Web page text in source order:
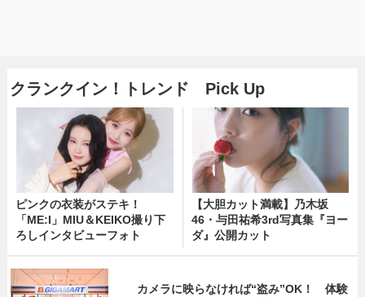
クランクイン！トレンド Pick Up
ピンクの衣装がステキ！
「ME:I」MIU＆KEIKO撮り下
ろしインタビューフォト
【大胆カット満載】乃木坂
46・与田祐希3rd写真集『ヨー
ダ』公開カット
カメラに映らなければ“盗み”OK！ 体験